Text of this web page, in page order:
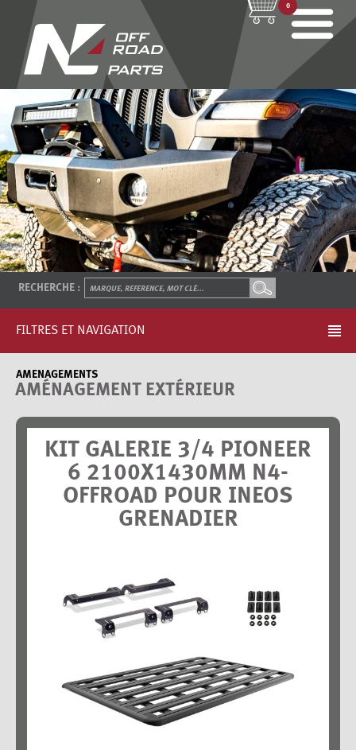
0
RECHERCHE :
FILTRES ET NAVIGATION
AMENAGEMENTS
AMÉNAGEMENT EXTÉRIEUR
KIT GALERIE 3/4 PIONEER
6 2100X1430MM N4-
OFFROAD POUR INEOS
GRENADIER